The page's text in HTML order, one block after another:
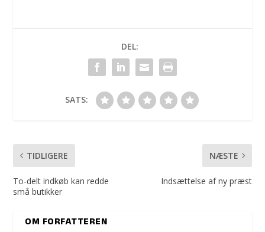
DEL:
SATS:
TIDLIGERE
To-delt indkøb kan redde
små butikker
NÆSTE
Indsættelse af ny præst
OM FORFATTEREN